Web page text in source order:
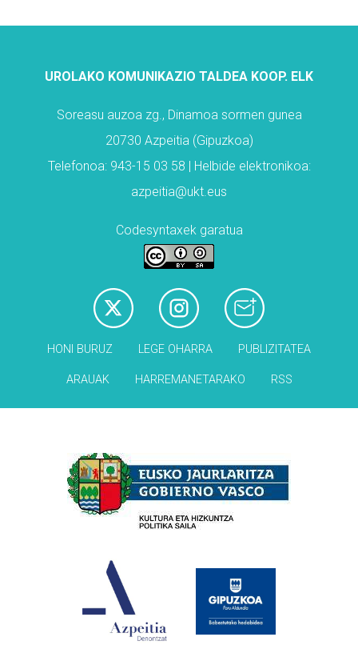
UROLAKO KOMUNIKAZIO TALDEA KOOP. ELK
Soreasu auzoa zg., Dinamoa sormen gunea
20730 Azpeitia (Gipuzkoa)
Telefonoa: 943-15 03 58 | Helbide elektronikoa:
azpeitia@ukt.eus
Codesyntaxek garatua
HONI BURUZ LEGE OHARRA PUBLIZITATEA
ARAUAK HARREMANETARAKO RSS